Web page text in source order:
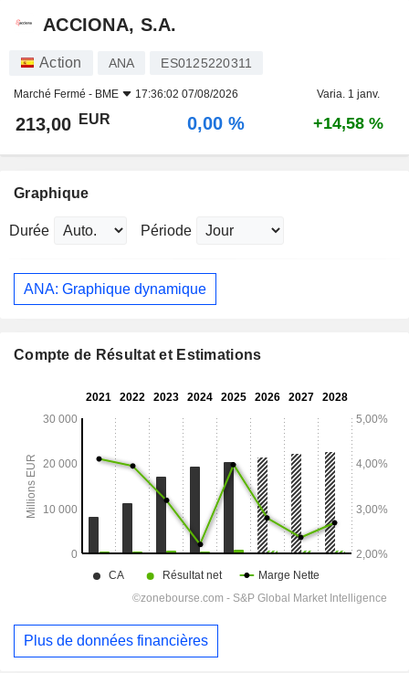
ACCIONA, S.A.
Action ANA ES0125220311
Marché Fermé - BME 17:36:02 07/08/2026 Varia. 1 janv.
213,00 EUR 0,00 % +14,58 %
Graphique
Durée Période
ANA: Graphique dynamique
Compte de Résultat et Estimations
Plus de données financières